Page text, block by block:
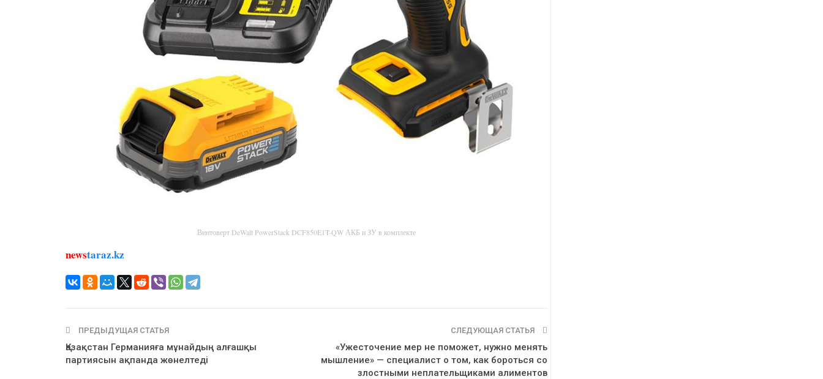
Винтоверт DeWalt PowerStack DCF850E1T-QW АКБ и ЗУ в комплекте
newstaraz.kz
ПРЕДЫДУЩАЯ СТАТЬЯ
Қазақстан Германияға мұнайдың алғашқы
партиясын ақпанда жөнелтеді
СЛЕДУЮЩАЯ СТАТЬЯ
«Ужесточение мер не поможет, нужно менять
мышление» — специалист о том, как бороться со
злостными неплательщиками алиментов